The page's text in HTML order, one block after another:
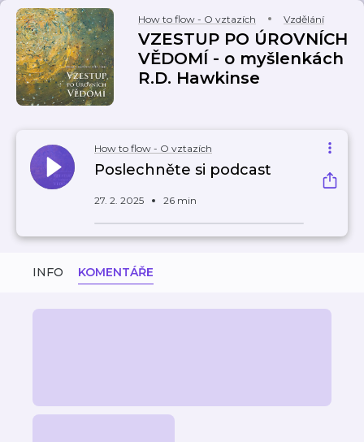
How to flow - O vztazích Vzdělání
VZESTUP PO ÚROVNÍCH
VĚDOMÍ - o myšlenkách
R.D. Hawkinse
How to flow - O vztazích
Poslechněte si podcast
27. 2. 2025 26 min
INFO KOMENTÁŘE